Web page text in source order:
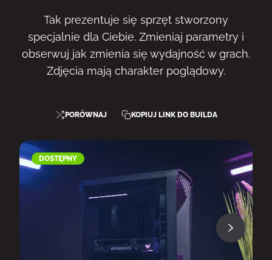
Tak prezentuje się sprzęt stworzony
specjalnie dla Ciebie. Zmieniaj parametry i
obserwuj jak zmienia się wydajność w grach.
Zdjęcia mają charakter poglądowy.
PORÓWNAJ KOPIUJ LINK DO BUILDA
DOSTĘPNY